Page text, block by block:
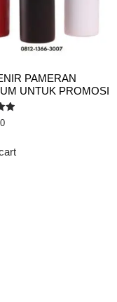
PAMERAN
UNTUK PROMOSI